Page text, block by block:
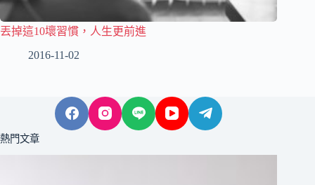
丟掉這10壞習慣，人生更前進
2016-11-02
熱門文章